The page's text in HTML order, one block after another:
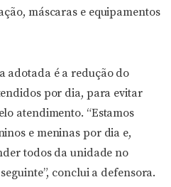
máscaras e equipamentos
adotada é a redução do
por dia, para evitar
atendimento. “Estamos
e meninas por dia e,
todos da unidade no
conclui a defensora.